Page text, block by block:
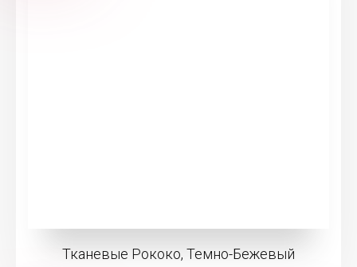
Тканевые Рококо, Темно-Бежевый